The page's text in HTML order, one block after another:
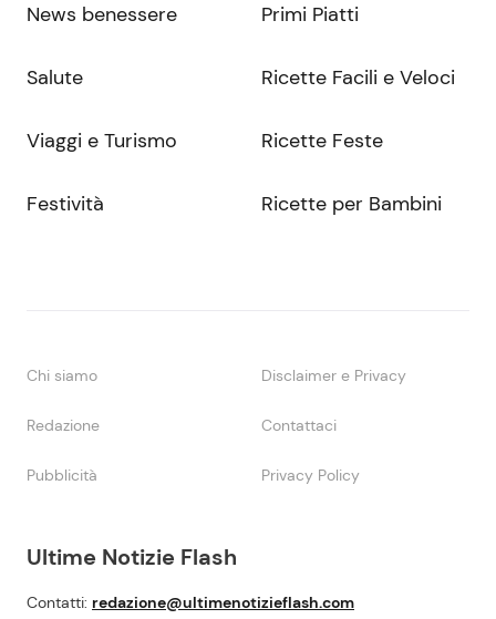
Ultime Notizie Flash
Contatti: redazione@ultimenotizieflash.com
News benessere
Salute
Viaggi e Turismo
Festività
Primi Piatti
Ricette Facili e Veloci
Ricette Feste
Ricette per Bambini
Chi siamo Disclaimer e Privacy
Redazione Contattaci
Pubblicità Privacy Policy